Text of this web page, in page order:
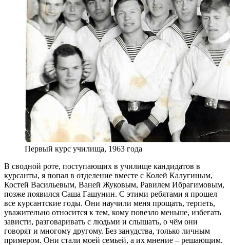
Первый курс училища, 1963 года
В сводной роте, поступающих в училище кандидатов в
курсанты, я попал в отделение вместе с Колей Калугиным,
Костей Васильевым, Ваней Жуковым, Равилем Ибрагимовым,
позже появился Саша Гашунин. С этими ребятами я прошел
все курсантские годы. Они научили меня прощать, терпеть,
уважительно относится к тем, кому повезло меньше, избегать
зависти, разговаривать с людьми и слышать, о чём они
говорят и многому другому. Без занудства, только личным
примером. Они стали моей семьей, а их мнение – решающим.